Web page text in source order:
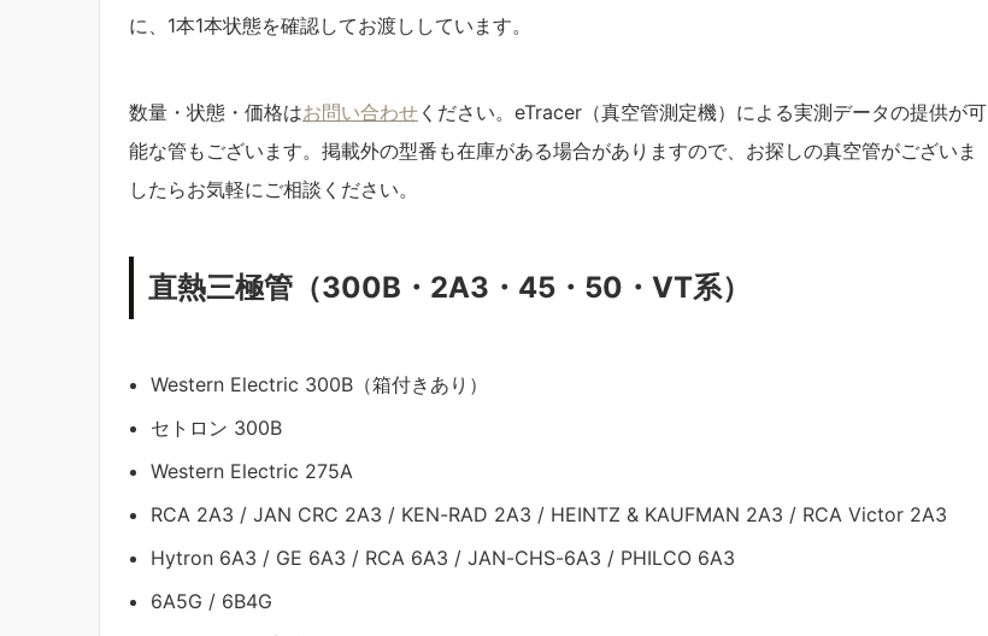
に、1本1本状態を確認してお渡ししています。
数量・状態・価格はお問い合わせ ください。eTracer（真空管測定機）による実測データの提供が可
能な管もございます。掲載外の型番も在庫がある場合がありますので、お探しの真空管がございま
したらお気軽にご相談ください。
直熱三極管（300B・2A3・45・50・VT系）
Western Electric 300B（箱付きあり）
セトロン 300B
Western Electric 275A
RCA 2A3 / JAN CRC 2A3 / KEN-RAD 2A3 / HEINTZ & KAUFMAN 2A3 / RCA Victor 2A3
Hytron 6A3 / GE 6A3 / RCA 6A3 / JAN-CHS-6A3 / PHILCO 6A3
6A5G / 6B4G